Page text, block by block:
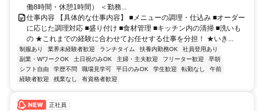
働8時間・休憩1時間） ＜勤務...
仕事内容 【具体的な仕事内容】 ■メニューの調理・仕込み ■オーダー
に応じた調理対応 ■盛り付け ■食材管理 ■キッチン内の清掃 ■洗いも
の ★これまでの経験に合わせてお任せする仕事を分担！ ★いき...
制服あり 業界未経験者歓迎 ランチタイム 扶養内勤務OK
社員登用あり
副業・WワークOK
土日祝のみOK 主婦・主夫歓迎 フリーター歓迎
早朝
シフト自由
学歴不問 職場見学可 平日のみOK 学生歓迎 転勤なし
午前
経験者歓迎
残業なし 有資格者歓迎
正社員